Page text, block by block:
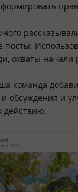
посты.
охваты начали
команда
и обсуждения и
действию.